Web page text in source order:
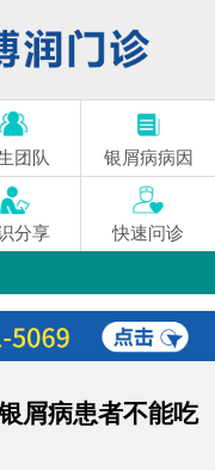
团队 银屑病病因
分享 快速问诊
屑病患者不能吃